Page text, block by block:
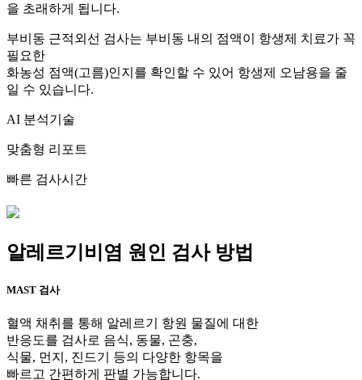
을 초래하게 됩니다.
부비동 근적외선 검사는 부비동 내의 점액이 항생제 치료가 꼭
필요한
화농성 점액(고름)인지를 확인할 수 있어 항생제 오남용을 줄
일 수 있습니다.
AI 분석기술
맞춤형 리포트
빠른 검사시간
알레르기비염 원인 검사 방법
MAST 검사
혈액 채취를 통해 알레르기 항원 물질에 대한
반응도를 검사로 음식, 동물, 곤충,
식물, 먼지, 진드기 등의 다양한 항목을
빠르고 간편하게 판별 가능합니다.